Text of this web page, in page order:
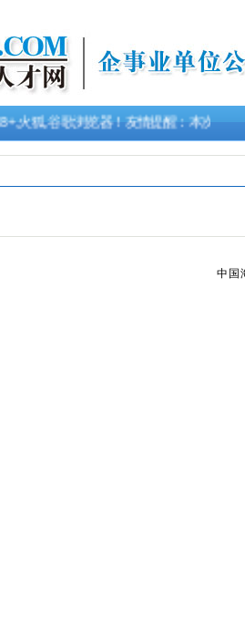
火狐,谷歌浏览器！友情提醒：本次招考
中国